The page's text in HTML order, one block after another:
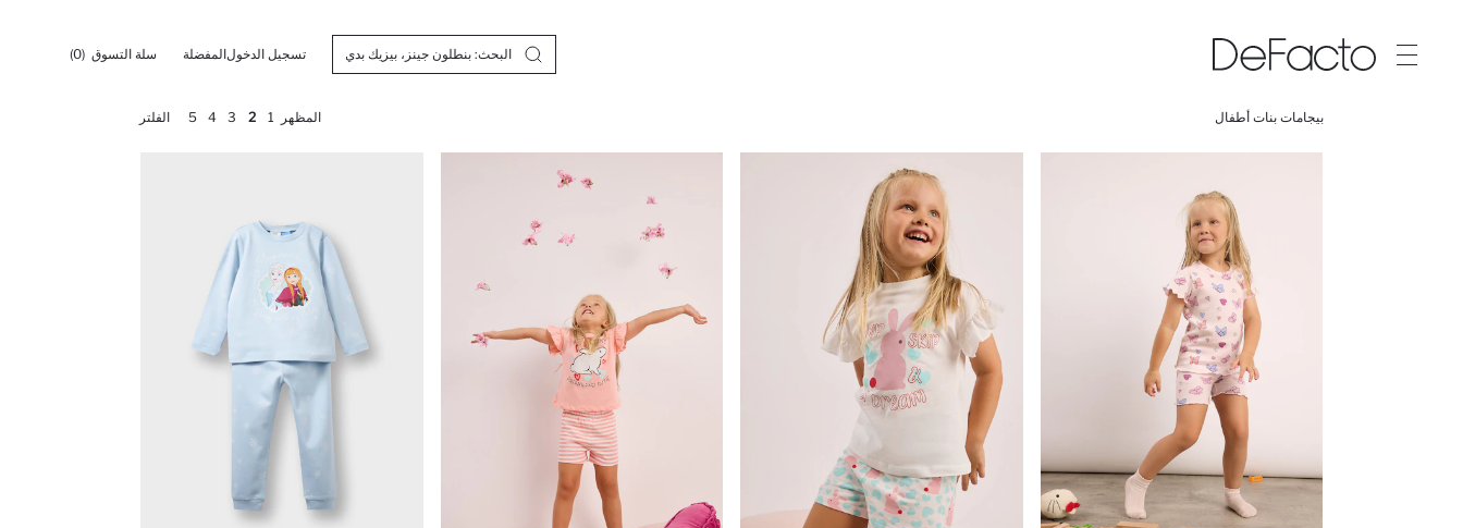
تسجيل الدخولالمفضلة سلة التسوق (0)
بيجامات بنات أطفال المظهر 1
2
3
4
5 الفلتر